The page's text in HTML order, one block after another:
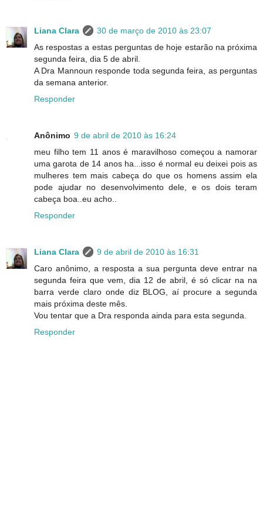
Liana Clara
30 de março de 2010 às 23:07
As respostas a estas perguntas de hoje estarão na próxima
segunda feira, dia 5 de abril.
A Dra Mannoun responde toda segunda feira, as perguntas
da semana anterior.
Responder
Anônimo 9 de abril de 2010 às 16:24
meu filho tem 11 anos é maravilhoso começou a namorar
uma garota de 14 anos ha...isso é normal eu deixei pois as
mulheres tem mais cabeça do que os homens assim ela
pode ajudar no desenvolvimento dele, e os dois teram
cabeça boa..eu acho..
Responder
Liana Clara
9 de abril de 2010 às 16:31
Caro anônimo, a resposta a sua pergunta deve entrar na
segunda feira que vem, dia 12 de abril, é só clicar na na
barra verde claro onde diz BLOG, aí procure a segunda
mais próxima deste mês.
Vou tentar que a Dra responda ainda para esta segunda.
Responder